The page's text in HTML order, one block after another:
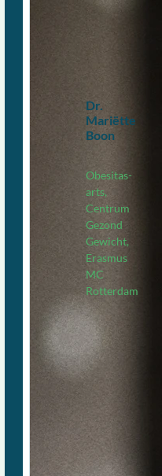
Dr.
Mariëtte
Boon
Obesitas-
arts,
Centrum
Gezond
Gewicht,
Erasmus
MC
Rotterdam